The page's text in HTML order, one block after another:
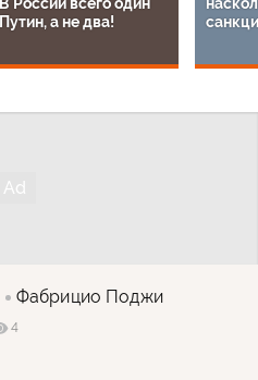
Путин, а не два!
Фабрицио Поджи
4